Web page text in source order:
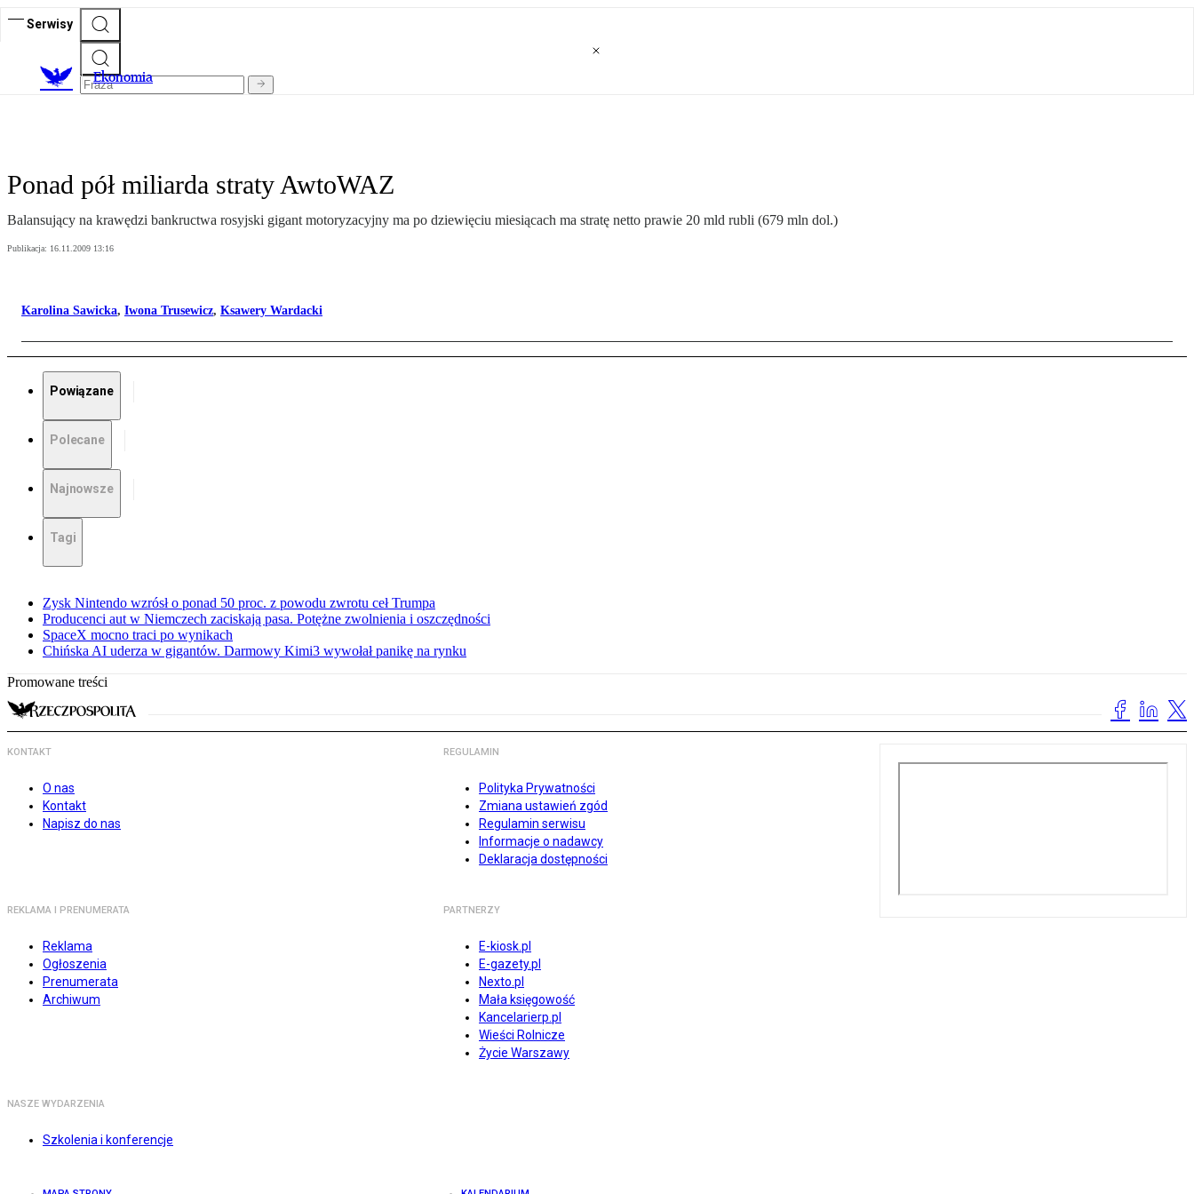
Serwisy
Ekonomia
Ponad pół miliarda straty AwtoWAZ
Balansujący na krawędzi bankructwa rosyjski gigant motoryzacyjny ma po dziewięciu miesiącach ma stratę netto prawie 20 mld rubli (679 mln dol.)
Publikacja: 16.11.2009 13:16
Karolina Sawicka, Iwona Trusewicz, Ksawery Wardacki
Powiązane
Polecane
Najnowsze
Tagi
Zysk Nintendo wzrósł o ponad 50 proc. z powodu zwrotu ceł Trumpa
Producenci aut w Niemczech zaciskają pasa. Potężne zwolnienia i oszczędności
SpaceX mocno traci po wynikach
Chińska AI uderza w gigantów. Darmowy Kimi3 wywołał panikę na rynku
Promowane treści
KONTAKT
O nas
Kontakt
Napisz do nas
REGULAMIN
Polityka Prywatności
Zmiana ustawień zgód
Regulamin serwisu
Informacje o nadawcy
Deklaracja dostępności
REKLAMA I PRENUMERATA
Reklama
Ogłoszenia
Prenumerata
Archiwum
PARTNERZY
E-kiosk.pl
E-gazety.pl
Nexto.pl
Mała księgowość
Kancelarierp.pl
Wieści Rolnicze
Życie Warszawy
NASZE WYDARZENIA
Szkolenia i konferencje